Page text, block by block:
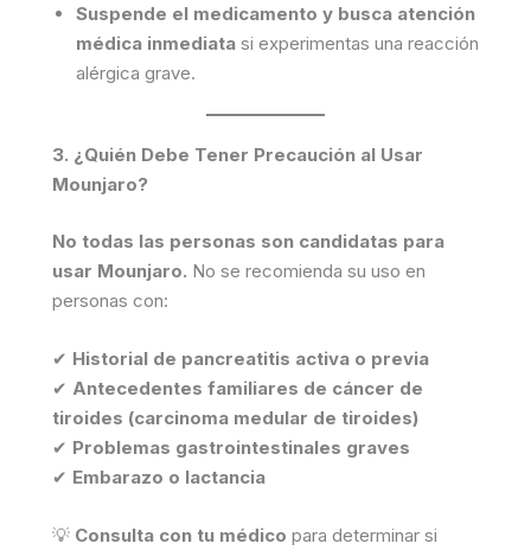
Suspende el medicamento y busca atención
médica inmediata si experimentas una reacción
alérgica grave.
3. ¿Quién Debe Tener Precaución al Usar
Mounjaro?
No todas las personas son candidatas para
usar Mounjaro. No se recomienda su uso en
personas con:
✔ Historial de pancreatitis activa o previa
✔ Antecedentes familiares de cáncer de
tiroides (carcinoma medular de tiroides)
✔ Problemas gastrointestinales graves
✔ Embarazo o lactancia
💡 Consulta con tu médico para determinar si